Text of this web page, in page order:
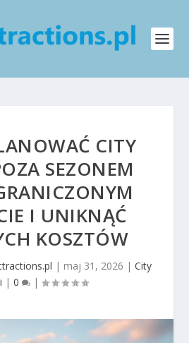
CITY
SEZONEM
I UNIKNĄĆ
KOSZTÓW
| maj 31, 2026 | City
| 0 |